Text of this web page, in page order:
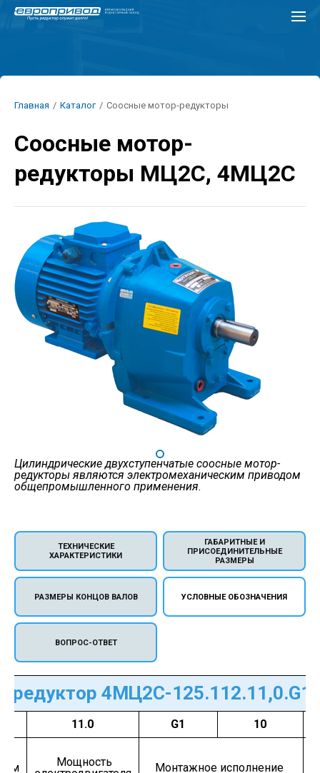
Перейти
Строка
Главная / Каталог / Соосные мотор-редукторы
Соосные мотор-
редукторы МЦ2С, 4МЦ2С
Цилиндрические двухступенчатые соосные мотор-
редукторы являются электромеханическим приводом
общепромышленного применения.
ТЕХНИЧЕСКИЕ
ХАРАКТЕРИСТИКИ
ГАБАРИТНЫЕ И
ПРИСОЕДИНИТЕЛЬНЫЕ
РАЗМЕРЫ
РАЗМЕРЫ КОНЦОВ ВАЛОВ УСЛОВНЫЕ ОБОЗНАЧЕНИЯ
ВОПРОС-ОТВЕТ
редуктор 4МЦ2С-
11.0 G1
10
Мощность
Монтажное исполнение